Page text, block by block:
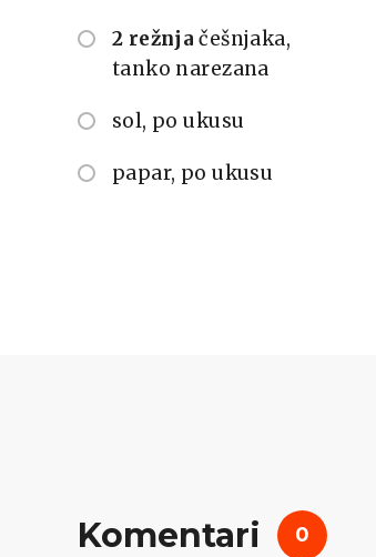
2 režnja češnjaka,
tanko narezana
sol, po ukusu
papar, po ukusu
Komentari 0